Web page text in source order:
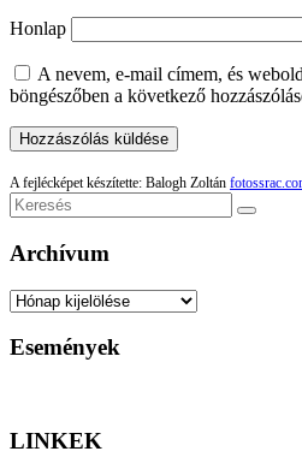
Honlap
A nevem, e-mail címem, és
böngészőben a következő
A fejlécképet készítette: Balogh Zoltán
Keresés
Archívum
Archívum
Események
LINKEK